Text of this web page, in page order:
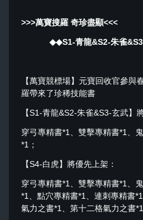
>>>萬寶搜羅 奇珍盡顯<<<
◆◆S1-青龍&S2-朱雀
【萬寶競標場】元寶回收官參與
羅帶來了珍稀技能書
【S1-青龍&S2-朱雀&S3-玄武】
穿弓專精書*1、雙擊專精書*1、
*1；
【S4-白虎】將優先上架：
穿弓專精書*1、雙擊專精書*1、
*1、點穴專精書*1、連刺專精書
氣力之書*1、第十二格氣力之書